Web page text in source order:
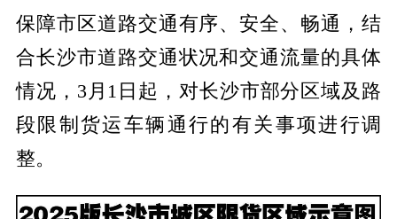
保障市区道路交通有序、安全、畅通，结
合长沙市道路交通状况和交通流量的具体
情况，3月1日起，对长沙市部分区域及路
段限制货运车辆通行的有关事项进行调
整。